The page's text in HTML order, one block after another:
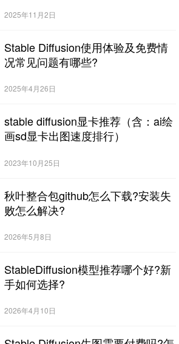
2025年11月2日
Stable Diffusion使用体验及免费情
况常见问题有哪些?
2025年4月26日
stable diffusion显卡推荐（含：ai绘
画sd显卡出图速度排行）
2023年10月25日
秋叶整合包github怎么下载?安装失
败怎么解决?
2026年5月8日
StableDiffusion模型推荐哪个好?新
手如何选择?
2026年4月10日